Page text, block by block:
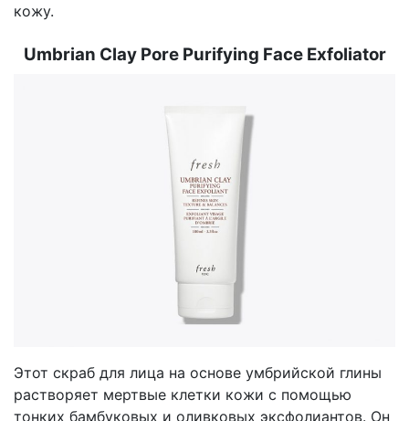
кожу.
Umbrian Clay Pore Purifying Face Exfoliator
Этот скраб для лица на основе умбрийской глины
растворяет мертвые клетки кожи с помощью
тонких бамбуковых и оливковых эксфолиантов. Он